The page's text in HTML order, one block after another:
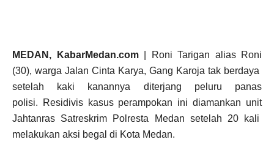
MEDAN, KabarMedan.com| Roni Tarigan alias Roni
(30), warga Jalan Cinta Karya, Gang Karoja tak berdaya
setelah kaki kanannya diterjang peluru panas
polisi. Residivis kasus perampokan ini diamankan unit
Jahtanras Satreskrim Polresta Medan setelah 20 kali
melakukan aksi begal di Kota Medan.